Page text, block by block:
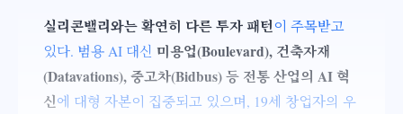
실리콘밸리와는 확연히 다른 투자 패턴이 주목받고
있다. 범용 AI 대신 미용업(Boulevard), 건축자재
(Datavations), 중고차(Bidbus) 등 전통 산업의 AI 혁
신에 대형 자본이 집중되고 있으며, 19세 창업자의 우